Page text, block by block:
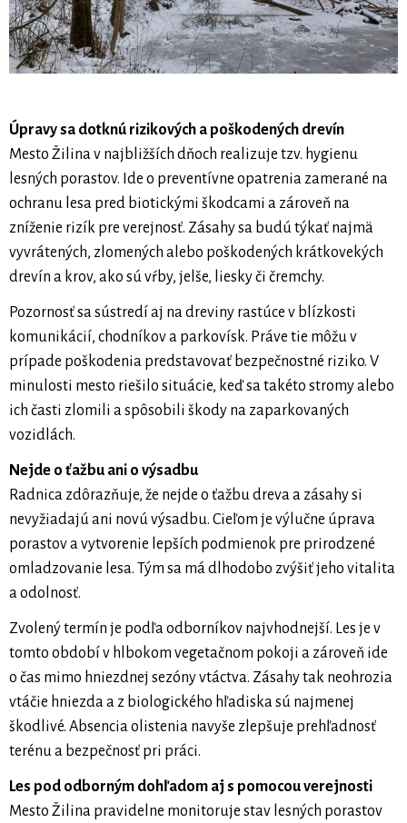
Úpravy sa dotknú rizikových a poškodených drevín
Mesto Žilina v najbližších dňoch realizuje tzv. hygienu
lesných porastov. Ide o preventívne opatrenia zamerané na
ochranu lesa pred biotickými škodcami a zároveň na
zníženie rizík pre verejnosť. Zásahy sa budú týkať najmä
vyvrátených, zlomených alebo poškodených krátkovekých
drevín a krov, ako sú vŕby, jelše, liesky či čremchy.
Pozornosť sa sústredí aj na dreviny rastúce v blízkosti
komunikácií, chodníkov a parkovísk. Práve tie môžu v
prípade poškodenia predstavovať bezpečnostné riziko. V
minulosti mesto riešilo situácie, keď sa takéto stromy alebo
ich časti zlomili a spôsobili škody na zaparkovaných
vozidlách.
Nejde o ťažbu ani o výsadbu
Radnica zdôrazňuje, že nejde o ťažbu dreva a zásahy si
nevyžiadajú ani novú výsadbu. Cieľom je výlučne úprava
porastov a vytvorenie lepších podmienok pre prirodzené
omladzovanie lesa. Tým sa má dlhodobo zvýšiť jeho vitalita
a odolnosť.
Zvolený termín je podľa odborníkov najvhodnejší. Les je v
tomto období v hlbokom vegetačnom pokoji a zároveň ide
o čas mimo hniezdnej sezóny vtáctva. Zásahy tak neohrozia
vtáčie hniezda a z biologického hľadiska sú najmenej
škodlivé. Absencia olistenia navyše zlepšuje prehľadnosť
terénu a bezpečnosť pri práci.
Les pod odborným dohľadom aj s pomocou verejnosti
Mesto Žilina pravidelne monitoruje stav lesných porastov